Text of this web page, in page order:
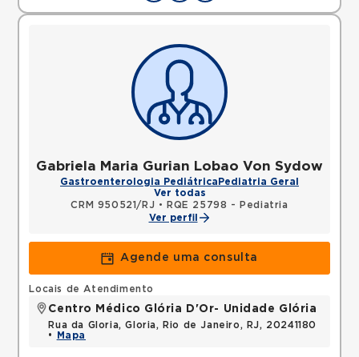
Gabriela Maria Gurian Lobao Von Sydow
Gastroenterologia Pediátrica Pediatria Geral
Ver todas
CRM 950521/RJ •
RQE 25798 - Pediatria
Ver perfil
Agende uma consulta
Locais de Atendimento
Centro Médico Glória D'Or- Unidade Glória
Rua da Gloria, Gloria, Rio de Janeiro, RJ, 20241180
•
Mapa